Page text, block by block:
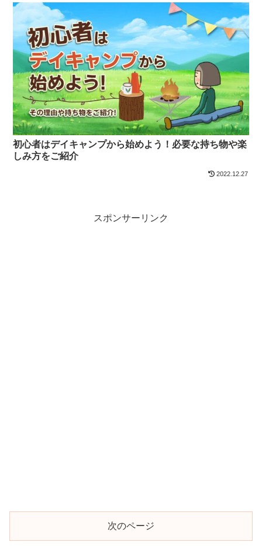
初心者はデイキャンプから始めよう！必要な持ち物や楽
しみ方をご紹介
2022.12.27
スポンサーリンク
次のページ